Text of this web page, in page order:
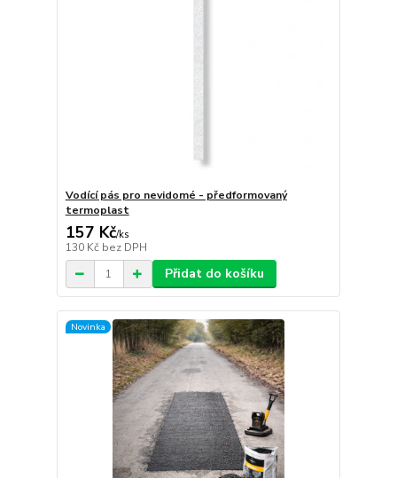
Vodící pás pro nevidomé - předformovaný
termoplast
157 Kč/ks
130 Kč bez DPH
Přidat do košíku
Novinka